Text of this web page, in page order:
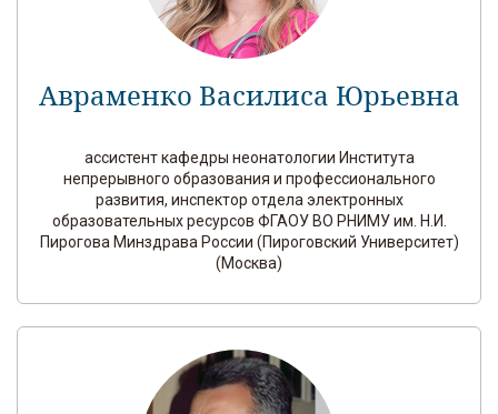
Авраменко Василиса Юрьевна
ассистент кафедры неонатологии Института
непрерывного образования и профессионального
развития, инспектор отдела электронных
образовательных ресурсов ФГАОУ ВО РНИМУ им. Н.И.
Пирогова Минздрава России (Пироговский Университет)
(Москва)